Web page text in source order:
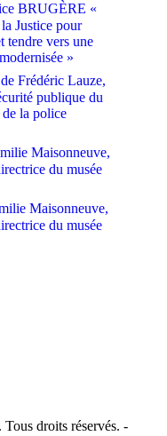
BRUGÈRE «
Justice pour
tendre vers une
»
Frédéric Lauze,
publique du
de la police
Maisonneuve,
du musée
Maisonneuve,
du musée
droits réservés. -